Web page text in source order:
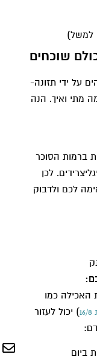
למשל)
על ידי תזונה-
מתי ואיך. הנה
ברמות הסוכר
לכן
לכם ולדבוק
כמו
) יכול לעזור